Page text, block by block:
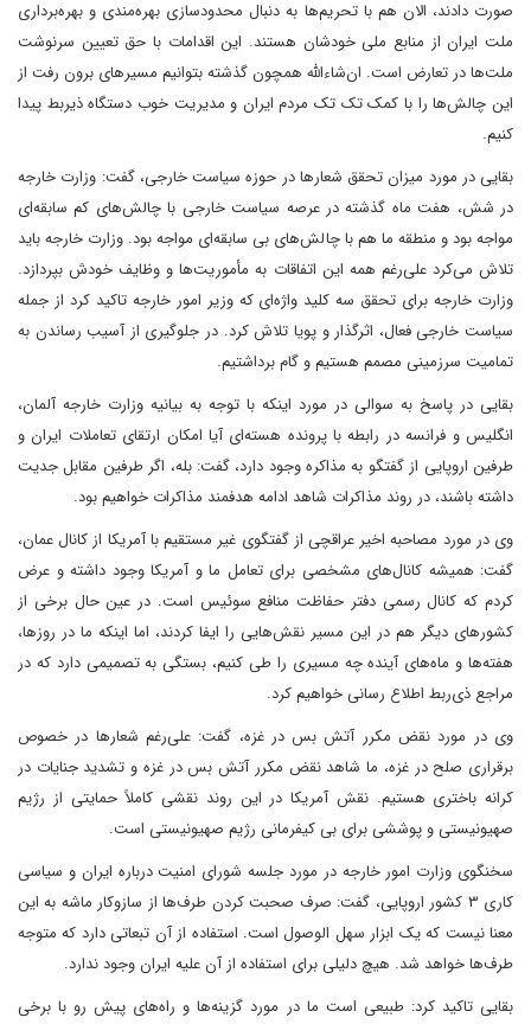
صورت دادند، الان هم با تحریم‌ها به دنبال محدودسازی بهره‌مندی و بهره‌برداری
ملت ایران از منابع ملی خودشان هستند. این اقدامات با حق تعیین سرنوشت
ملت‌ها در تعارض است. ان‌شاءالله همچون گذشته بتوانیم مسیرهای برون رفت از
این چالش‌ها را با کمک تک تک مردم ایران و مدیریت خوب دستگاه ذیربط پیدا
کنیم.
بقایی در مورد میزان تحقق شعارها در حوزه سیاست خارجی، گفت: وزارت خارجه
در شش، هفت ماه گذشته در عرصه سیاست خارجی با چالش‌های کم سابقه‌ای
مواجه بود و منطقه ما هم با چالش‌های بی سابقه‌ای مواجه بود. وزارت خارجه باید
تلاش می‌کرد علی‌رغم همه این اتفاقات به مأموریت‌ها و وظایف خودش بپردازد.
وزارت خارجه برای تحقق سه کلید واژه‌ای که وزیر امور خارجه تاکید کرد از جمله
سیاست خارجی فعال، اثرگذار و پویا تلاش کرد. در جلوگیری از آسیب رساندن به
تمامیت سرزمینی مصمم هستیم و گام برداشتیم.
بقایی در پاسخ به سوالی در مورد اینکه با توجه به بیانیه وزارت خارجه آلمان،
انگلیس و فرانسه در رابطه با پرونده هسته‌ای آیا امکان ارتقای تعاملات ایران و
طرفین اروپایی از گفتگو به مذاکره وجود دارد، گفت: بله، اگر طرفین مقابل جدیت
داشته باشند، در روند مذاکرات شاهد ادامه هدفمند مذاکرات خواهیم بود.
وی در مورد مصاحبه اخیر عراقچی از گفتگوی غیر مستقیم با آمریکا از کانال عمان،
گفت: همیشه کانال‌های مشخصی برای تعامل ما و آمریکا وجود داشته و عرض
کردم که کانال رسمی دفتر حفاظت منافع سوئیس است. در عین حال برخی از
کشورهای دیگر هم در این مسیر نقش‌هایی را ایفا کردند، اما اینکه ما در روزها،
هفته‌ها و ماه‌های آینده چه مسیری را طی کنیم، بستگی به تصمیمی دارد که در
مراجع ذی‌ربط اطلاع رسانی خواهیم کرد.
وی در مورد نقض مکرر آتش بس در غزه، گفت: علی‌رغم شعارها در خصوص
برقراری صلح در غزه، ما شاهد نقض مکرر آتش بس در غزه و تشدید جنایات در
کرانه باختری هستیم. نقش آمریکا در این روند نقشی کاملاً حمایتی از رژیم
صهیونیستی و پوششی برای بی کیفرمانی رژیم صهیونیستی است.
سخنگوی وزارت امور خارجه در مورد جلسه شورای امنیت درباره ایران و سیاسی
کاری ۳ کشور اروپایی، گفت: صرف صحبت کردن طرف‌ها از سازوکار ماشه به این
معنا نیست که یک ابزار سهل الوصول است. استفاده از آن تبعاتی دارد که متوجه
طرف‌ها خواهد شد. هیچ دلیلی برای استفاده از آن علیه ایران وجود ندارد.
بقایی تاکید کرد: طبیعی است ما در مورد گزینه‌ها و راه‌های پیش رو با برخی